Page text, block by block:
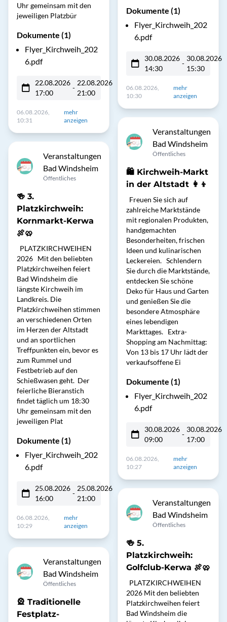
Uhr gemeinsam mit den
jeweiligen Platzbür
Dokumente (1)
Flyer_Kirchweih_202
6.pdf
22.08.2026
17:00
-
22.08.2026
21:00
06.08.2026,
10:31
mehr
anzeigen
Veranstaltungen
Bad Windsheim
Öffentliches
🍻 3.
Platzkirchweih:
Kornmarkt-Kerwa
🍖🥨
PLATZKIRCHWEIHEN
2026 Mit den beliebten
Platzkirchweihen feiert
Bad Windsheim die
längste Kirchweih im
Landkreis. Die
Platzkirchweihen stimmen
an verschiedenen Orten
im Herzen der Altstadt
und an sportlichen
Treffpunkten ein, bevor es
zum Rummel und
Festbetrieb auf den
Schießwasen geht. Der
feierliche Bieranstich
findet täglich um 18:30
Uhr gemeinsam mit den
jeweiligen Plat
Dokumente (1)
Flyer_Kirchweih_202
6.pdf
25.08.2026
16:00
-
25.08.2026
21:00
06.08.2026,
10:29
mehr
anzeigen
Veranstaltungen
Bad Windsheim
Öffentliches
🎡 Traditionelle
Festplatz-
Dokumente (1)
Flyer_Kirchweih_202
6.pdf
30.08.2026
14:30
-
30.08.2026
15:30
06.08.2026,
10:30
mehr
anzeigen
Veranstaltungen
Bad Windsheim
Öffentliches
🛍️ Kirchweih-Markt
in der Altstadt 👩‍👦
Freuen Sie sich auf
zahlreiche Marktstände
mit regionalen Produkten,
handgemachten
Besonderheiten, frischen
Ideen und kulinarischen
Leckereien. Schlendern
Sie durch die Marktstände,
entdecken Sie schöne
Deko für Haus und Garten
und genießen Sie die
besondere Atmosphäre
eines lebendigen
Markttages. Extra-
Shopping am Nachmittag:
Von 13 bis 17 Uhr lädt der
verkaufsoffene Ei
Dokumente (1)
Flyer_Kirchweih_202
6.pdf
30.08.2026
09:00
-
30.08.2026
17:00
06.08.2026,
10:27
mehr
anzeigen
Veranstaltungen
Bad Windsheim
Öffentliches
🍻 5.
Platzkirchweih:
Golfclub-Kerwa 🍖🥨
PLATZKIRCHWEIHEN
2026 Mit den beliebten
Platzkirchweihen feiert
Bad Windsheim die